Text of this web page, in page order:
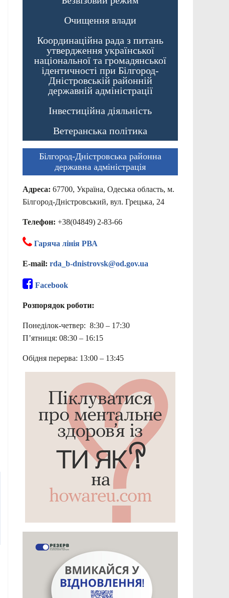
Очищення влади
Координаційна рада з питань
утвердження української
національної та громадянської
ідентичності при Білгород-
Дністровській районній
державній адміністрації
Інвестиційна діяльність
Ветеранська політика
Білгород-Дністровська районна
державна адміністрація
Адреса: 67700, Україна, Одеська область, м.
Білгород-Дністровський, вул. Грецька, 24
Телефон: +38(04849) 2-83-66
Гаряча лінія РВА
E-mail: rda_b-dnistrovsk@od.gov.ua
Facebook
Розпорядок роботи:
Понеділок-четвер: 8:30 – 17:30
П’ятниця: 08:30 – 16:15
Обідня перерва: 13:00 – 13:45